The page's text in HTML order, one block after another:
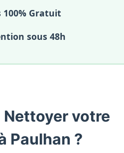
100% Gratuit
sous 48h
votre
Paulhan ?